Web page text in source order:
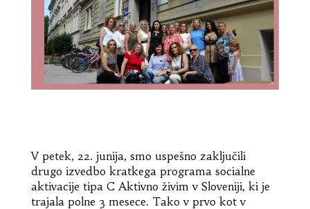
V petek, 22. junija, smo uspešno zaključili
drugo izvedbo kratkega programa socialne
aktivacije tipa C Aktivno živim v Sloveniji, ki je
trajala polne 3 mesece. Tako v prvo kot v